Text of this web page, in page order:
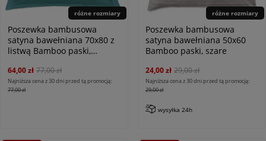
różne rozmiary
Poszewka bambusowa
satyna bawełniana 70x80 z
listwą Bamboo paski,
64,00 zł 77,00 zł
Najniższa cena z 30 dni przed tą promocją:
77,00 zł
różne rozmiary
Poszewka bambusowa
satyna bawełniana 50x60
Bamboo paski, szare
24,00 zł 29,00 zł
Najniższa cena z 30 dni przed tą promocją:
29,00 zł
wysyłka 24h